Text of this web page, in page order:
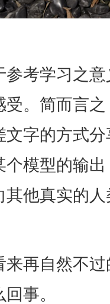
参考学习之
受。简而言
文字的方式
个模型的输
其他真实的
来再自然不
事。